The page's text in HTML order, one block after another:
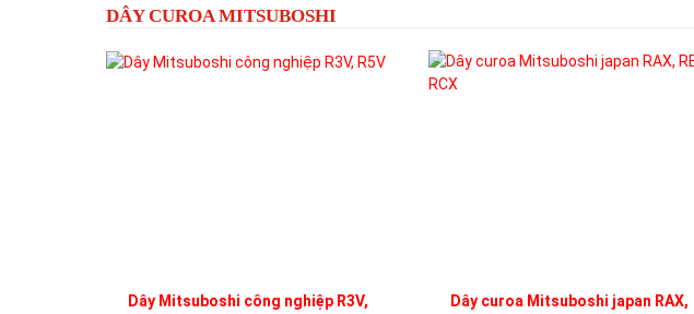
DÂY CUROA MITSUBOSHI
Dây Mitsuboshi công nghiệp R3V,
Dây curoa Mitsuboshi japan RAX,